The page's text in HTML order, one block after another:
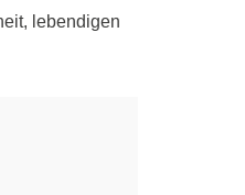
lebendigen